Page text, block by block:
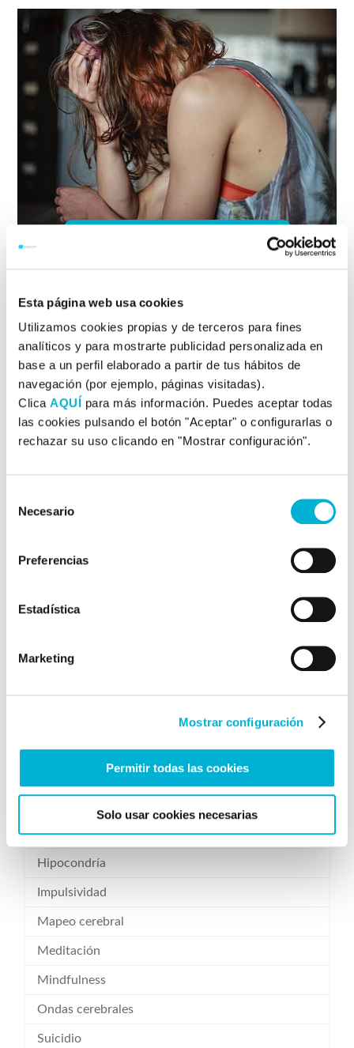
Esta página web usa cookies
Utilizamos cookies propias y de terceros para fines
analíticos y para mostrarte publicidad personalizada en
base a un perfil elaborado a partir de tus hábitos de
navegación (por ejemplo, páginas visitadas).
Clica AQUÍ para más información. Puedes aceptar todas
las cookies pulsando el botón "Aceptar" o configurarlas o
rechazar su uso clicando en "Mostrar configuración".
Necesario
Preferencias
Estadística
Marketing
Mostrar configuración
Permitir todas las cookies
Solo usar cookies necesarias
Evaluación de la activación cortical y control
ejecutivo en el TDAH
El Test de Variables de Atención (TOVA)
TRAUMA (violencia, maltrato, abuso sexual) Y
NEUROFEEDBACK
ADICTIVOS
Anorexia
Ejercicios para la mente
Fobia
Hipocondría
Impulsividad
Mapeo cerebral
Meditación
Mindfulness
Ondas cerebrales
Suicidio